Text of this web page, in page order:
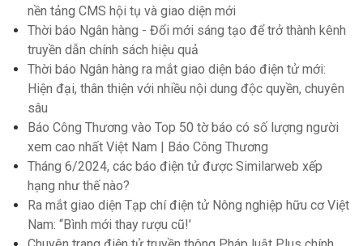
nền tảng CMS hội tụ và giao diện mới
Thời báo Ngân hàng - Đổi mới sáng tạo để trở thành kênh
truyền dẫn chính sách hiệu quả
Thời báo Ngân hàng ra mắt giao diện báo điện tử mới:
Hiện đại, thân thiện với nhiều nội dung độc quyền, chuyên
sâu
Báo Công Thương vào Top 50 tờ báo có số lượng người
xem cao nhất Việt Nam | Báo Công Thương
Tháng 6/2024, các báo điện tử được Similarweb xếp
hạng như thế nào?
Ra mắt giao diện Tạp chí điện tử Nông nghiệp hữu cơ Việt
Nam: “Bình mới thay rượu cũ!'